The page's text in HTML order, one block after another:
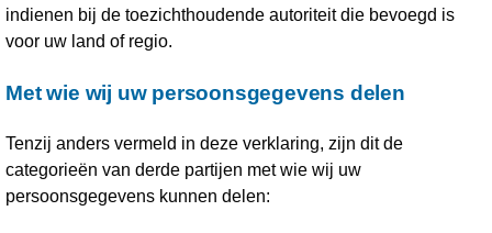
indienen bij de toezichthoudende autoriteit die bevoegd is
voor uw land of regio.
Met wie wij uw persoonsgegevens delen
Tenzij anders vermeld in deze verklaring, zijn dit de
categorieën van derde partijen met wie wij uw
persoonsgegevens kunnen delen: